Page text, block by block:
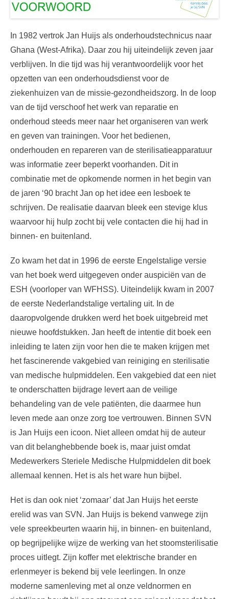
In 1982 vertrok Jan Huijs als onderhoudstechnicus naar
Ghana (West-Afrika). Daar zou hij uiteindelijk zeven jaar
verblijven. In die tijd was hij verantwoordelijk voor het
opzetten van een onderhoudsdienst voor de
ziekenhuizen van de missie-gezondheidszorg. In de loop
van de tijd verschoof het werk van reparatie en
onderhoud steeds meer naar het organiseren van werk
en geven van trainingen. Voor het bedienen,
onderhouden en repareren van de sterilisatieapparatuur
was informatie zeer beperkt voorhanden. Dit in
combinatie met de opkomende normen in het begin van
de jaren ‘90 bracht Jan op het idee een lesboek te
schrijven. De realisatie daarvan bleek een stevige klus
waarvoor hij hulp zocht bij vele contacten die hij had in
binnen- en buitenland.
Zo kwam het dat in 1996 de eerste Engelstalige versie
van het boek werd uitgegeven onder auspiciën van de
ESH (voorloper van WFHSS). Uiteindelijk kwam in 2007
de eerste Nederlandstalige vertaling uit. In de
daaropvolgende drukken werd het boek uitgebreid met
nieuwe hoofdstukken. Jan heeft de intentie dit boek een
inleiding te laten zijn voor hen die te maken krijgen met
het fascinerende vakgebied van reiniging en sterilisatie
van medische hulpmiddelen. Een vakgebied dat een niet
te onderschatten bijdrage levert aan de veilige
behandeling van de vele patiënten, die daarmee hun
leven mede aan onze zorg toe vertrouwen. Binnen SVN
is Jan Huijs een icoon. Niet alleen omdat hij de auteur
van dit belanghebbende boek is, maar juist omdat
Medewerkers Steriele Medische Hulpmiddelen dit boek
allemaal kennen. Het is als het ware hun bijbel.
Het is dan ook niet ‘zomaar’ dat Jan Huijs het eerste
erelid was van SVN. Jan Huijs is bekend vanwege zijn
vele spreekbeurten waarin hij, in binnen- en buitenland,
op begrijpelijke wijze de werking van het stoomsterilisatie
proces uitlegt. Zijn koffer met elektrische brander en
erlenmeyer is bekend bij vele leerlingen. In onze
moderne samenleving met al onze veldnormen en